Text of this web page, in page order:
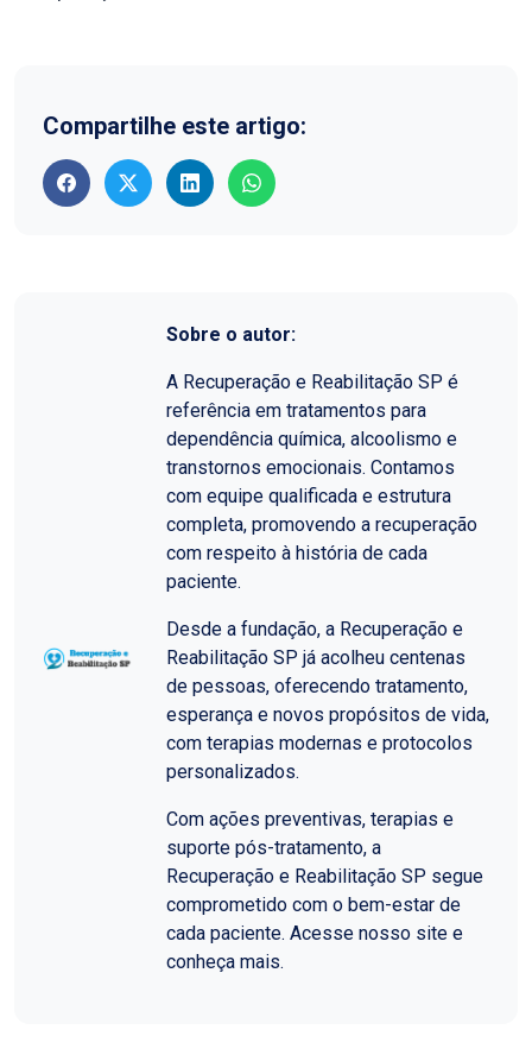
Compartilhe este artigo:
Sobre o autor:
A Recuperação e Reabilitação SP é
referência em tratamentos para
dependência química, alcoolismo e
transtornos emocionais. Contamos
com equipe qualificada e estrutura
completa, promovendo a recuperação
com respeito à história de cada
paciente.
Desde a fundação, a Recuperação e
Reabilitação SP já acolheu centenas
de pessoas, oferecendo tratamento,
esperança e novos propósitos de vida,
com terapias modernas e protocolos
personalizados.
Com ações preventivas, terapias e
suporte pós-tratamento, a
Recuperação e Reabilitação SP segue
comprometido com o bem-estar de
cada paciente. Acesse nosso site e
conheça mais.